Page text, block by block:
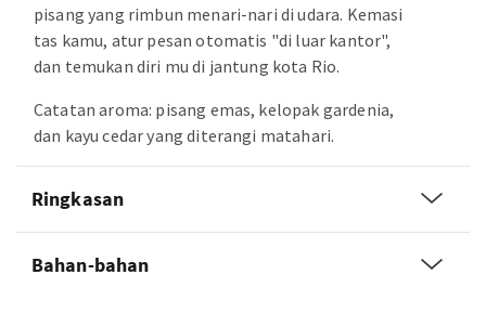
pisang yang rimbun menari-nari di udara. Kemasi
tas kamu, atur pesan otomatis "di luar kantor",
dan temukan diri mu di jantung kota Rio.
Catatan aroma: pisang emas, kelopak gardenia,
dan kayu cedar yang diterangi matahari.
Ringkasan
Bahan-bahan